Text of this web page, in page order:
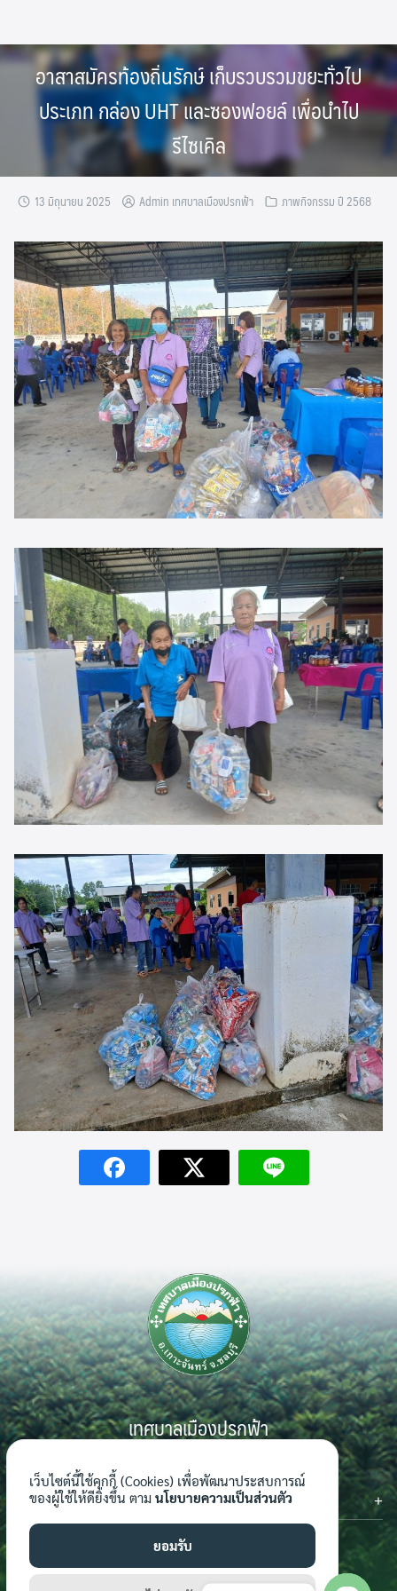
content
Search
for:
Search
อาสาสมัครท้องถิ่นรักษ์ เก็บรวบรวมขยะทั่วไป
ประเภท กล่อง UHT และซองฟอยล์ เพื่อนำไป
รีไซเคิล
13 มิถุนายน 2025 Admin เทศบาลเมืองปรกฟ้า ภาพกิจกรรม ปี 2568
เทศบาลเมืองปรกฟ้า
ติดต่อเรา
โทรศัพท์ : 0-3816-7062-4
โทรสาร : 0-3816-7062-4 ต่อ 124
อีเมล์ : saraban_04201101@dla.go.th
เว็บไซต์ : www.prokfa.go.th
เว็บไซต์นี้ใช้คุกกี้ (Cookies) เพื่อพัฒนาประสบการณ์
ของผู้ใช้ให้ดียิ่งขึ้น ตาม นโยบายความเป็นส่วนตัว
ยอมรับ